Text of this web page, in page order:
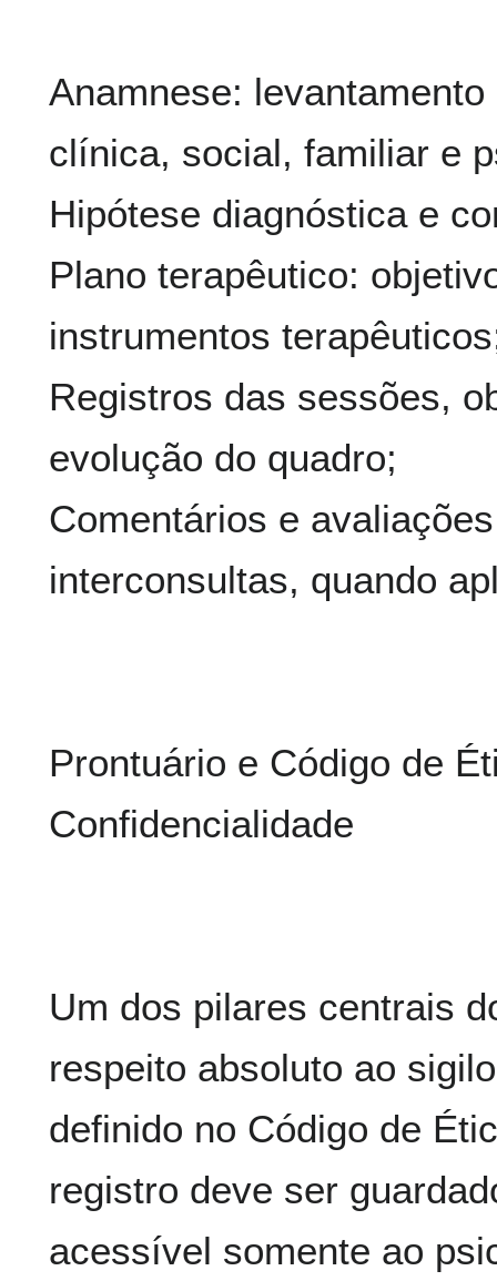
Anamnese:
clínica, social, familiar e
Hipótese diagnóstica e
Plano terapêutico:
instrumentos
Registros das sessões,
evolução do quadro;
Comentários e
interconsultas, quando
Prontuário e Código de
Confidencialidade
Um dos pilares centrais
respeito absoluto ao
definido no Código de
registro deve ser
acessível somente ao